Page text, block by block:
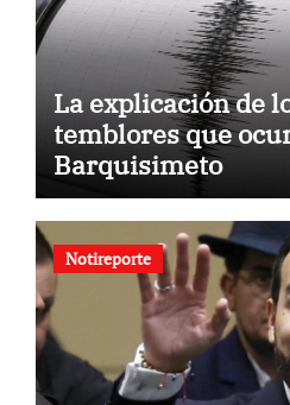
La explicación de
temblores que
Barquisimeto
Notireporte